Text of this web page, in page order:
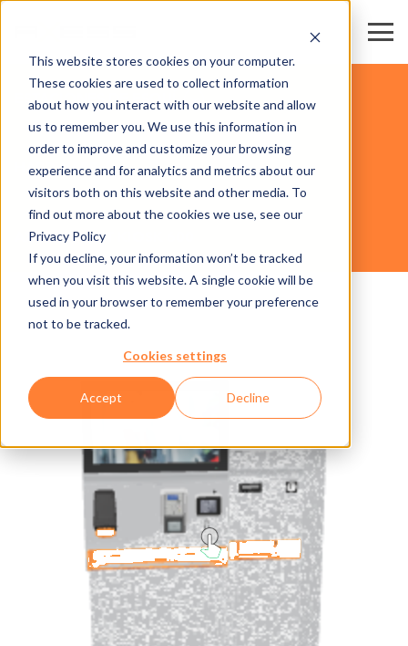
This website stores cookies on your computer.
These cookies are used to collect information
about how you interact with our website and allow
us to remember you. We use this information in
order to improve and customize your browsing
experience and for analytics and metrics about our
visitors both on this website and other media. To
find out more about the cookies we use, see our
Privacy Policy
If you decline, your information won’t be tracked
when you visit this website. A single cookie will be
used in your browser to remember your preference
not to be tracked.
Cookies settings
Accept Decline
AXESS TICKET KIOSK 600
HARDWARE
ESTACIONES DE ESQUÍ